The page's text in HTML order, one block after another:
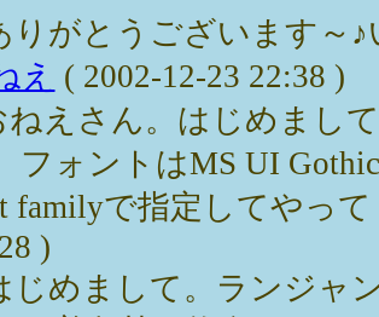
りがとうございます～
え ( 2002-12-23 22:38 )
ねえさん。はじめまし
フォントはMS UI
familyで指定してやっ
)
じめまして。ランジャ